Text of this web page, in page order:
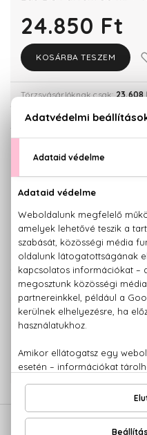
24.850 Ft
KOSÁRBA TESZEM
Törzsvásárlóknak csak:23.608
Teszter 100 ml
35.780 Ft
100% eredeti termékek, 14
Kérdésed van, elakadtál?
779 1926